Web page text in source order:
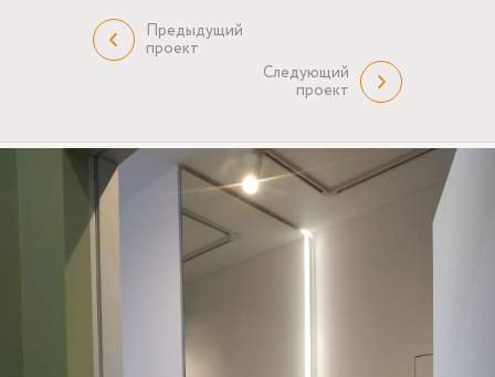
Предыдущий
проект
Следующий
проект